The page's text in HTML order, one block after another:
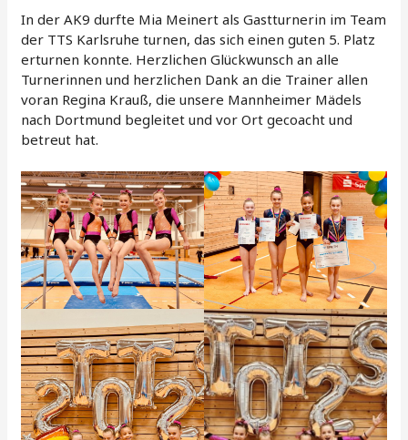
In der AK9 durfte Mia Meinert als Gastturnerin im Team
der TTS Karlsruhe turnen, das sich einen guten 5. Platz
erturnen konnte. Herzlichen Glückwunsch an alle
Turnerinnen und herzlichen Dank an die Trainer allen
voran Regina Krauß, die unsere Mannheimer Mädels
nach Dortmund begleitet und vor Ort gecoacht und
betreut hat.